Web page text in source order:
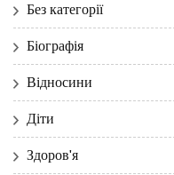
Без категорії
Біографія
Відносини
Діти
Здоров'я